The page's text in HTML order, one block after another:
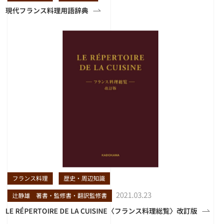
現代フランス料理用語辞典
フランス料理 歴史・周辺知識
辻静雄 著書・監修書・翻訳監修書 2021.03.23
LE RÉPERTOIRE DE LA CUISINE〈フランス料理総覧〉改訂版